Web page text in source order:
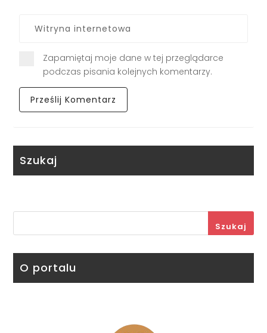
Zapamiętaj moje dane w tej przeglądarce
podczas pisania kolejnych komentarzy.
Szukaj
Szukaj
O portalu